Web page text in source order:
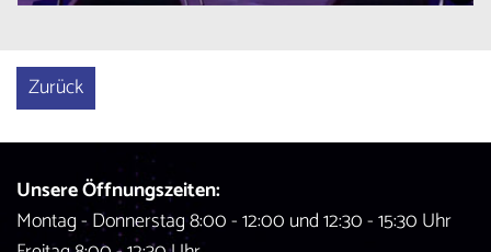
Zurück
Unsere Öffnungszeiten:
Montag - Donnerstag 8:00 - 12:00 und 12:30 - 15:30 Uhr